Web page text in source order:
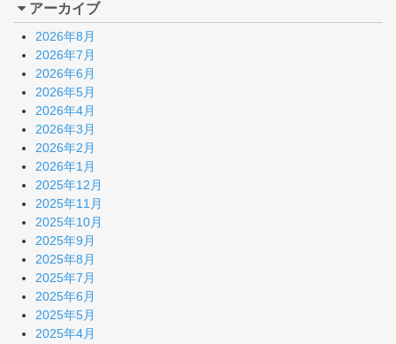
アーカイブ
2026年8月
2026年7月
2026年6月
2026年5月
2026年4月
2026年3月
2026年2月
2026年1月
2025年12月
2025年11月
2025年10月
2025年9月
2025年8月
2025年7月
2025年6月
2025年5月
2025年4月